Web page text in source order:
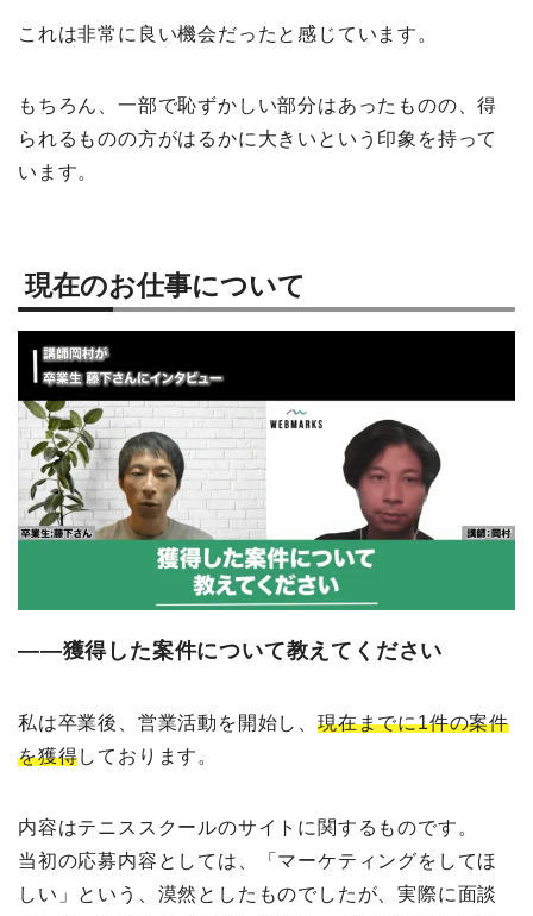
これは非常に良い機会だったと感じています。
もちろん、一部で恥ずかしい部分はあったものの、得
られるものの方がはるかに大きいという印象を持って
います。
現在のお仕事について
――獲得した案件について教えてください
私は卒業後、営業活動を開始し、 現在までに1件の案件
を獲得しております。
内容はテニススクールのサイトに関するものです。
当初の応募内容としては、「マーケティングをしてほ
しい」という、漠然としたものでしたが、実際に面談